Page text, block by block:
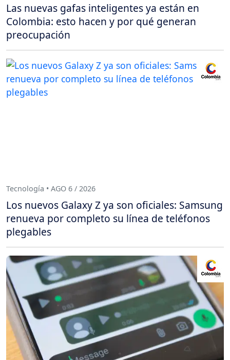
Las nuevas gafas inteligentes ya están en
Colombia: esto hacen y por qué generan
preocupación
Tecnología • AGO 6 / 2026
Los nuevos Galaxy Z ya son oficiales: Samsung
renueva por completo su línea de teléfonos
plegables